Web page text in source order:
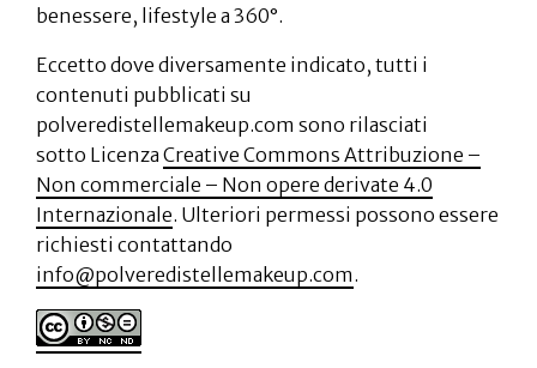
benessere, lifestyle a 360°.
Eccetto dove diversamente indicato, tutti i
contenuti pubblicati su
polveredistellemakeup.com sono rilasciati
sotto Licenza Creative Commons Attribuzione –
Non commerciale – Non opere derivate 4.0
Internazionale. Ulteriori permessi possono essere
richiesti contattando
info@polveredistellemakeup.com.